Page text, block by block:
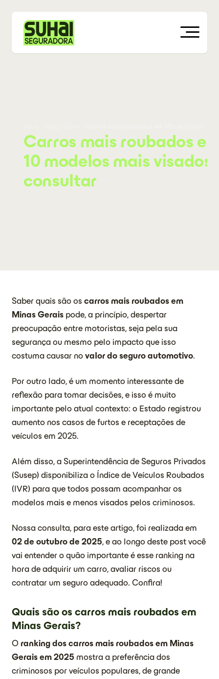
Carros mais roubados
10 modelos mais visados
consultar
Saber quais são os carros mais roubados em
Minas Gerais pode, a princípio, despertar
preocupação entre motoristas, seja pela sua
segurança ou mesmo pelo impacto que isso
costuma causar no valor do seguro automotivo.
Por outro lado, é um momento interessante de
reflexão para tomar decisões, e isso é muito
importante pelo atual contexto: o Estado registrou
aumento nos casos de furtos e receptações de
veículos em 2025.
Além disso, a Superintendência de Seguros Privados
(Susep) disponibiliza o Índice de Veículos Roubados
(IVR) para que todos possam acompanhar os
modelos mais e menos visados pelos criminosos.
Nossa consulta, para este artigo, foi realizada em
02 de outubro de 2025, e ao longo deste post você
vai entender o quão importante é esse ranking na
hora de adquirir um carro, avaliar riscos ou
contratar um seguro adequado. Confira!
Quais são os carros mais roubados em
Minas Gerais?
O ranking dos carros mais roubados em Minas
Gerais em 2025 mostra a preferência dos
criminosos por veículos populares, de grande